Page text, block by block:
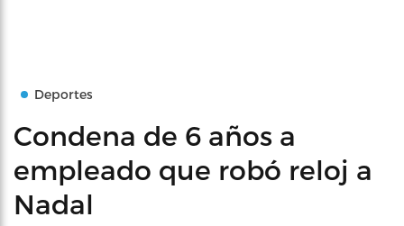
Deportes
Condena de 6 años a
empleado que robó reloj a
Nadal